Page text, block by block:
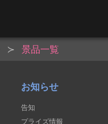
景品一覧
お知らせ
告知
プライズ情報